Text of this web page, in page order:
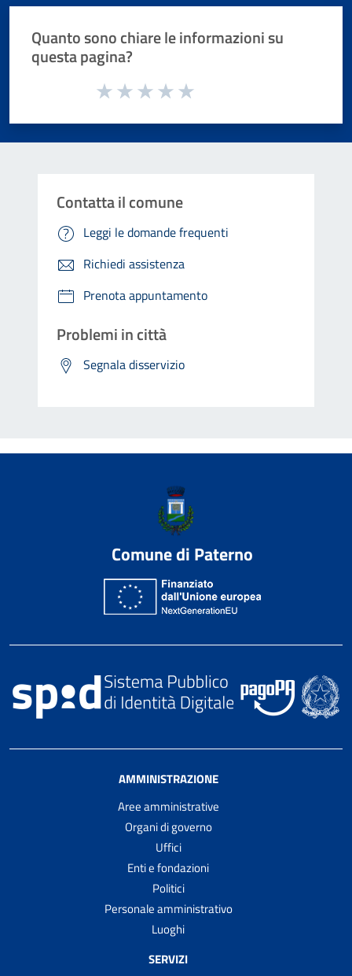
Quanto sono chiare le informazioni su
questa pagina?
Valuta da 1 a 5 stelle la pagina
Contatta il comune
Leggi le domande frequenti
Richiedi assistenza
Prenota appuntamento
Problemi in città
Segnala disservizio
Comune di Paterno
AMMINISTRAZIONE
Aree amministrative
Organi di governo
Uffici
Enti e fondazioni
Politici
Personale amministrativo
Luoghi
SERVIZI